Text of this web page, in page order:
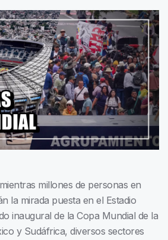
millones de personas en
la mirada puesta en el Estadio
inaugural de la Copa Mundial de la
y Sudáfrica, diversos sectores